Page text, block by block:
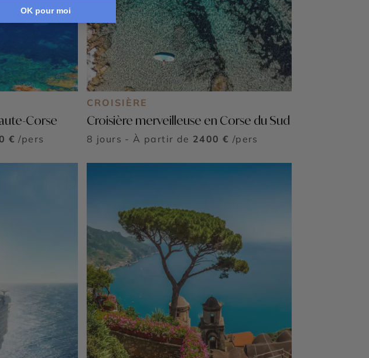
Corse
€ /pers
CROISIÈRE
Croisière merveilleuse en Corse du Sud
8 jours - À partir de 2400 € /pers